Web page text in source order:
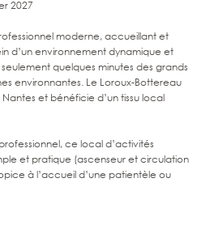
2027
moderne, accueillant et
d’un environnement dynamique et
quelques minutes des grands
environnantes. Le Loroux-Bottereau
et bénéficie d’un tissu local
ce local d’activités
et pratique (ascenseur et circulation
à l’accueil d’une patientèle ou